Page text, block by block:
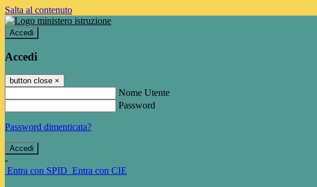
Salta al contenuto
Accedi
Accedi
button close ×
Nome Utente
Password
Password dimenticata?
-
Entra con SPID Entra con CIE